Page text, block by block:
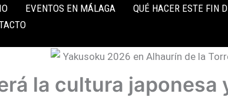
EVENTOS EN MÁLAGA QUÉ HACER ESTE FIN
la cultura japonesa